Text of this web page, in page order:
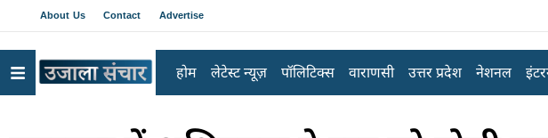
About Us Contact Advertise
होम लेटेस्ट न्यूज़ पॉलिटिक्स वाराणसी उत्तर प्रदेश नेशनल